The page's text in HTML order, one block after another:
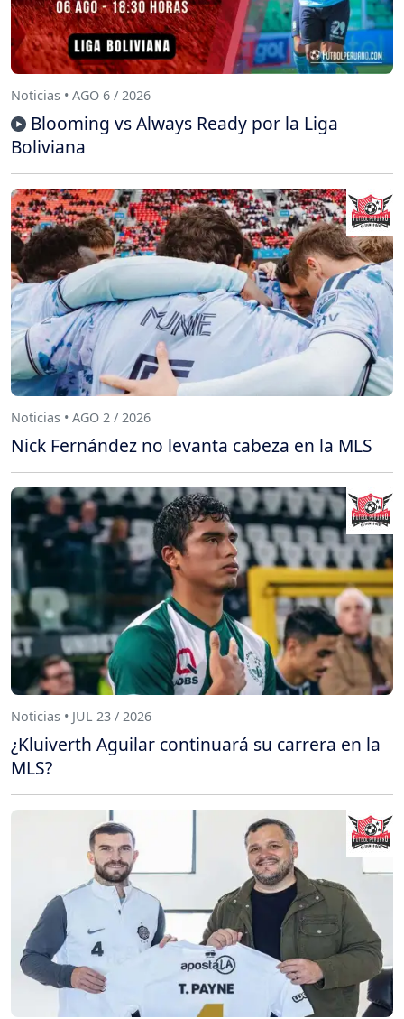
Noticias • AGO 6 / 2026
Blooming vs Always Ready por la Liga
Boliviana
Noticias • AGO 2 / 2026
Nick Fernández no levanta cabeza en la MLS
Noticias • JUL 23 / 2026
¿Kluiverth Aguilar continuará su carrera en la
MLS?